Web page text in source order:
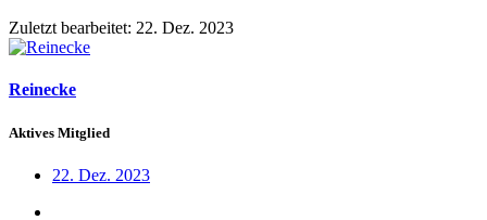
Zuletzt bearbeitet: 22. Dez. 2023
Reinecke
Aktives Mitglied
22. Dez. 2023